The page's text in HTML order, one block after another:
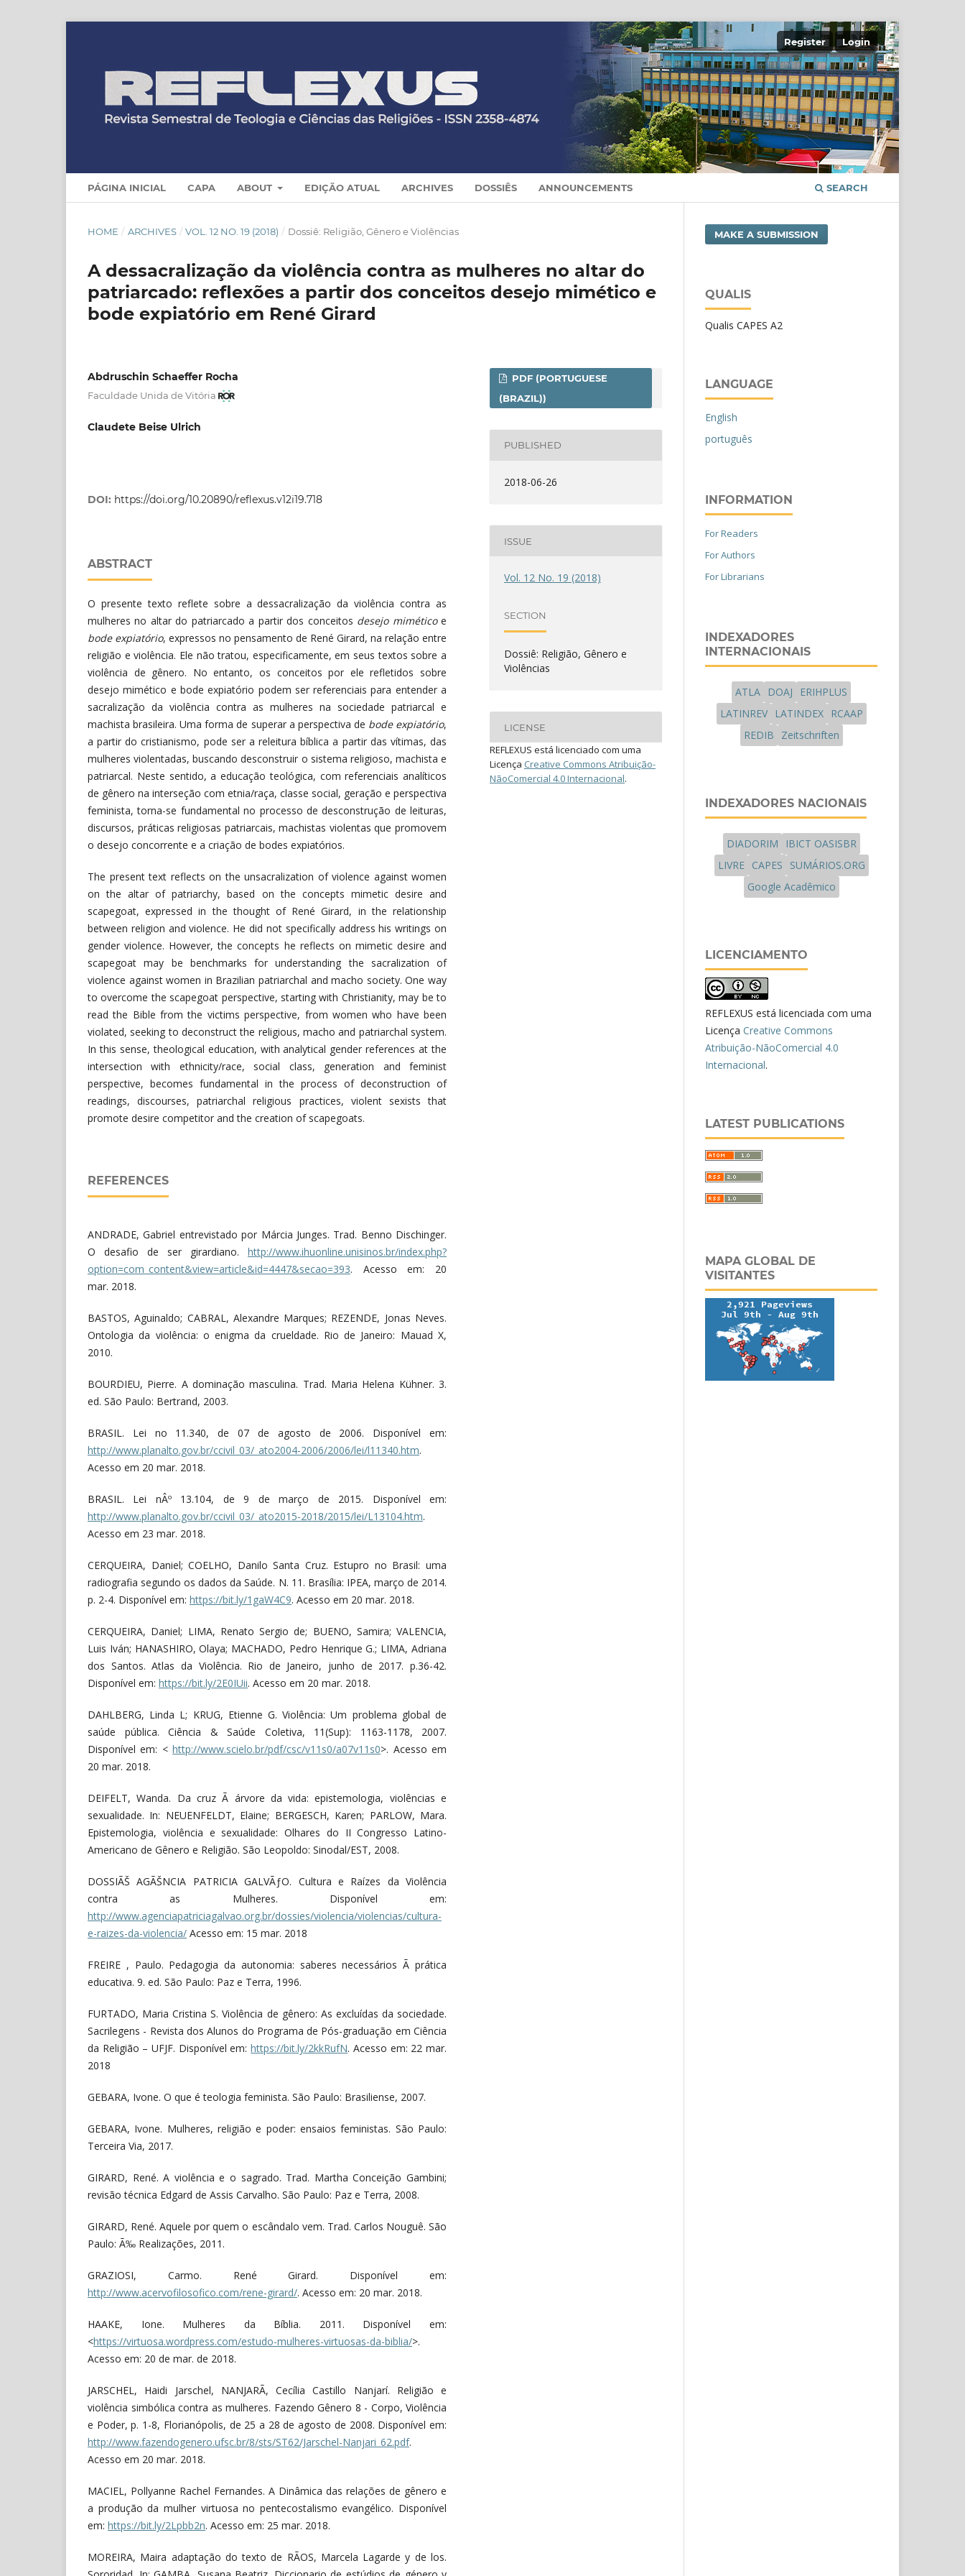
PÁGINA INICIAL CAPA ABOUT EDIÇÃO ATUAL ARCHIVES DOSSIÊS ANNOUNCEMENTS SEARCH
Register Login
HOME / ARCHIVES / VOL. 12 NO. 19 (2018) / Dossiê: Religião, Gênero e Violências
A dessacralização da violência contra as mulheres no altar do
patriarcado: reflexões a partir dos conceitos desejo mimético e
bode expiatório em René Girard
Abdruschin Schaeffer Rocha
Faculdade Unida de Vitória
Claudete Beise Ulrich
DOI: https://doi.org/10.20890/reflexus.v12i19.718
ABSTRACT
O presente texto reflete sobre a dessacralização da violência contra as
mulheres no altar do patriarcado a partir dos conceitos desejo miméticoe
bode expiatório, expressos no pensamento de René Girard, na relação entre
religião e violência. Ele não tratou, especificamente, em seus textos sobre a
violência de gênero. No entanto, os conceitos por ele refletidos sobre
desejo mimético e bode expiatório podem ser referenciais para entender a
sacralização da violência contra as mulheres na sociedade patriarcal e
machista brasileira. Uma forma de superar a perspectiva de bode expiatório,
a partir do cristianismo, pode ser a releitura bíblica a partir das vítimas, das
mulheres violentadas, buscando desconstruir o sistema religioso, machista e
patriarcal. Neste sentido, a educação teológica, com referenciais analíticos
de gênero na interseção com etnia/raça, classe social, geração e perspectiva
feminista, torna-se fundamental no processo de desconstrução de leituras,
discursos, práticas religiosas patriarcais, machistas violentas que promovem
o desejo concorrente e a criação de bodes expiatórios.
The present text reflects on the unsacralization of violence against women
on the altar of patriarchy, based on the concepts mimetic desire and
scapegoat, expressed in the thought of René Girard, in the relationship
between religion and violence. He did not specifically address his writings on
gender violence. However, the concepts he reflects on mimetic desire and
scapegoat may be benchmarks for understanding the sacralization of
violence against women in Brazilian patriarchal and macho society. One way
to overcome the scapegoat perspective, starting with Christianity, may be to
read the Bible from the victims perspective, from women who have been
violated, seeking to deconstruct the religious, macho and patriarchal system.
In this sense, theological education, with analytical gender references at the
intersection with ethnicity/race, social class, generation and feminist
perspective, becomes fundamental in the process of deconstruction of
readings, discourses, patriarchal religious practices, violent sexists that
promote desire competitor and the creation of scapegoats.
REFERENCES
ANDRADE, Gabriel entrevistado por Márcia Junges. Trad. Benno Dischinger.
O desafio de ser girardiano. http://www.ihuonline.unisinos.br/index.php?
option=com_content&view=article&id=4447&secao=393. Acesso em: 20
mar. 2018.
BASTOS, Aguinaldo; CABRAL, Alexandre Marques; REZENDE, Jonas Neves.
Ontologia da violência: o enigma da crueldade. Rio de Janeiro: Mauad X,
2010.
BOURDIEU, Pierre. A dominação masculina. Trad. Maria Helena Kühner. 3.
ed. São Paulo: Bertrand, 2003.
BRASIL. Lei no 11.340, de 07 de agosto de 2006. Disponível em:
http://www.planalto.gov.br/ccivil_03/_ato2004-2006/2006/lei/l11340.htm.
Acesso em 20 mar. 2018.
BRASIL. Lei nÂº 13.104, de 9 de março de 2015. Disponível em:
http://www.planalto.gov.br/ccivil_03/_ato2015-2018/2015/lei/L13104.htm.
Acesso em 23 mar. 2018.
CERQUEIRA, Daniel; COELHO, Danilo Santa Cruz. Estupro no Brasil: uma
radiografia segundo os dados da Saúde. N. 11. Brasília: IPEA, março de 2014.
p. 2-4. Disponível em: https://bit.ly/1gaW4C9. Acesso em 20 mar. 2018.
CERQUEIRA, Daniel; LIMA, Renato Sergio de; BUENO, Samira; VALENCIA,
Luis Iván; HANASHIRO, Olaya; MACHADO, Pedro Henrique G.; LIMA, Adriana
dos Santos. Atlas da Violência. Rio de Janeiro, junho de 2017. p.36-42.
Disponível em: https://bit.ly/2E0IUii. Acesso em 20 mar. 2018.
DAHLBERG, Linda L; KRUG, Etienne G. Violência: Um problema global de
saúde pública. Ciência & Saúde Coletiva, 11(Sup): 1163-1178, 2007.
Disponível em: <http://www.scielo.br/pdf/csc/v11s0/a07v11s0>. Acesso em
20 mar. 2018.
DEIFELT, Wanda. Da cruz Ã árvore da vida: epistemologia, violências e
sexualidade. In: NEUENFELDT, Elaine; BERGESCH, Karen; PARLOW, Mara.
Epistemologia, violência e sexualidade: Olhares do II Congresso Latino-
Americano de Gênero e Religião. São Leopoldo: Sinodal/EST, 2008.
DOSSIÃŠ AGÃŠNCIA PATRICIA GALVÃƒO. Cultura e Raízes da Violência
contra as Mulheres. Disponível em:
http://www.agenciapatriciagalvao.org.br/dossies/violencia/violencias/cultura-
e-raizes-da-violencia/ Acesso em: 15 mar. 2018
FREIRE , Paulo. Pedagogia da autonomia: saberes necessários Ã prática
educativa. 9. ed. São Paulo: Paz e Terra, 1996.
FURTADO, Maria Cristina S. Violência de gênero: As excluídas da sociedade.
Sacrilegens - Revista dos Alunos do Programa de Pós-graduação em Ciência
da Religião – UFJF. Disponível em:https://bit.ly/2kkRufN. Acesso em: 22 mar.
2018
GEBARA, Ivone. O que é teologia feminista. São Paulo: Brasiliense, 2007.
GEBARA, Ivone. Mulheres, religião e poder: ensaios feministas. São Paulo:
Terceira Via, 2017.
GIRARD, René. A violência e o sagrado. Trad. Martha Conceição Gambini;
revisão técnica Edgard de Assis Carvalho. São Paulo: Paz e Terra, 2008.
GIRARD, René. Aquele por quem o escândalo vem. Trad. Carlos Nouguê. São
Paulo: Ã‰ Realizações, 2011.
GRAZIOSI, Carmo. René Girard. Disponível em:
http://www.acervofilosofico.com/rene-girard/. Acesso em: 20 mar. 2018.
HAAKE, Ione. Mulheres da Bíblia. 2011. Disponível em:
<https://virtuosa.wordpress.com/estudo-mulheres-virtuosas-da-biblia/>.
Acesso em: 20 de mar. de 2018.
JARSCHEL, Haidi Jarschel, NANJARÃ, Cecília Castillo Nanjarí. Religião e
violência simbólica contra as mulheres. Fazendo Gênero 8 - Corpo, Violência
e Poder, p. 1-8, Florianópolis, de 25 a 28 de agosto de 2008. Disponível em:
http://www.fazendogenero.ufsc.br/8/sts/ST62/Jarschel-Nanjari_62.pdf.
Acesso em 20 mar. 2018.
MACIEL, Pollyanne Rachel Fernandes. A Dinâmica das relações de gênero e
a produção da mulher virtuosa no pentecostalismo evangélico. Disponível
em: https://bit.ly/2Lpbb2n. Acesso em: 25 mar. 2018.
MOREIRA, Maira adaptação do texto de RÃOS, Marcela Lagarde y de los.
PDF (PORTUGUESE
(BRAZIL))
PUBLISHED
2018-06-26
ISSUE
Vol. 12 No. 19 (2018)
SECTION
Dossiê: Religião, Gênero e
Violências
LICENSE
REFLEXUS está licenciado com uma
Licença Creative Commons Atribuição-
NãoComercial 4.0 Internacional.
MAKE A SUBMISSION
QUALIS
Qualis CAPES A2
LANGUAGE
English
português
INFORMATION
For Readers
For Authors
For Librarians
INDEXADORES
INTERNACIONAIS
ATLA DOAJ
ERIHPLUS
LATINREV
LATINDEX
RCAAP
REDIB
Zeitschriften
INDEXADORES NACIONAIS
DIADORIM
IBICT OASISBR
LIVRE
CAPES
SUMÁRIOS.ORG
Google Acadêmico
LICENCIAMENTO
REFLEXUS está licenciada com uma
Licença Creative Commons
Atribuição-NãoComercial 4.0
Internacional.
LATEST PUBLICATIONS
MAPA GLOBAL DE
VISITANTES